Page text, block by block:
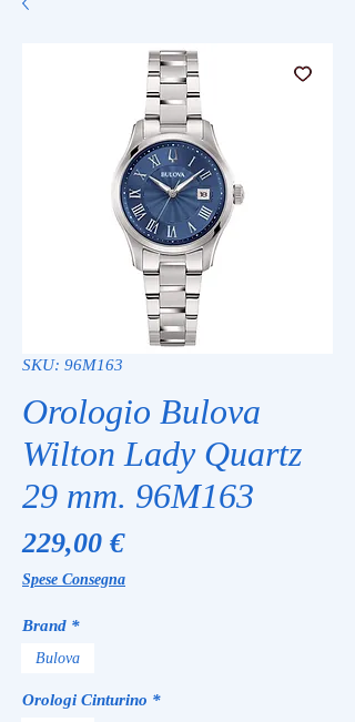
SKU: 96M163
Orologio Bulova
Wilton Lady Quartz
29 mm. 96M163
229,00 €Prezzo
Spese Consegna
Brand *
Bulova
Orologi Cinturino *